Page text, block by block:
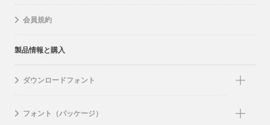
会員規約
製品情報と購入
ダウンロードフォント
フォント（パッケージ）